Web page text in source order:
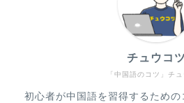
「中国語のコツ」チ
チュウコツ
初心者が中国語を習得するため